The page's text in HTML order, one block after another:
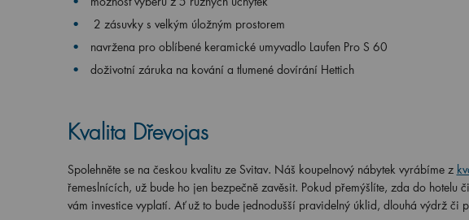
2 zásuvky s velkým úložným prostorem
navržena pro oblíbené keramické umyvadlo Laufen Pro S 60
doživotní záruka na kování a tlumené dovírání Hettich
Kvalita Dřevojas
Spolehněte se na českou kvalitu ze Svitav. Náš koupelnový nábytek vyrábíme z
řemeslnících, už bude ho jen bezpečně zavěsit. Pokud přemýšlíte, zda do
vám investice vyplatí. Ať už to bude jednodušší pravidelný úklid, dlouhá výdrž či